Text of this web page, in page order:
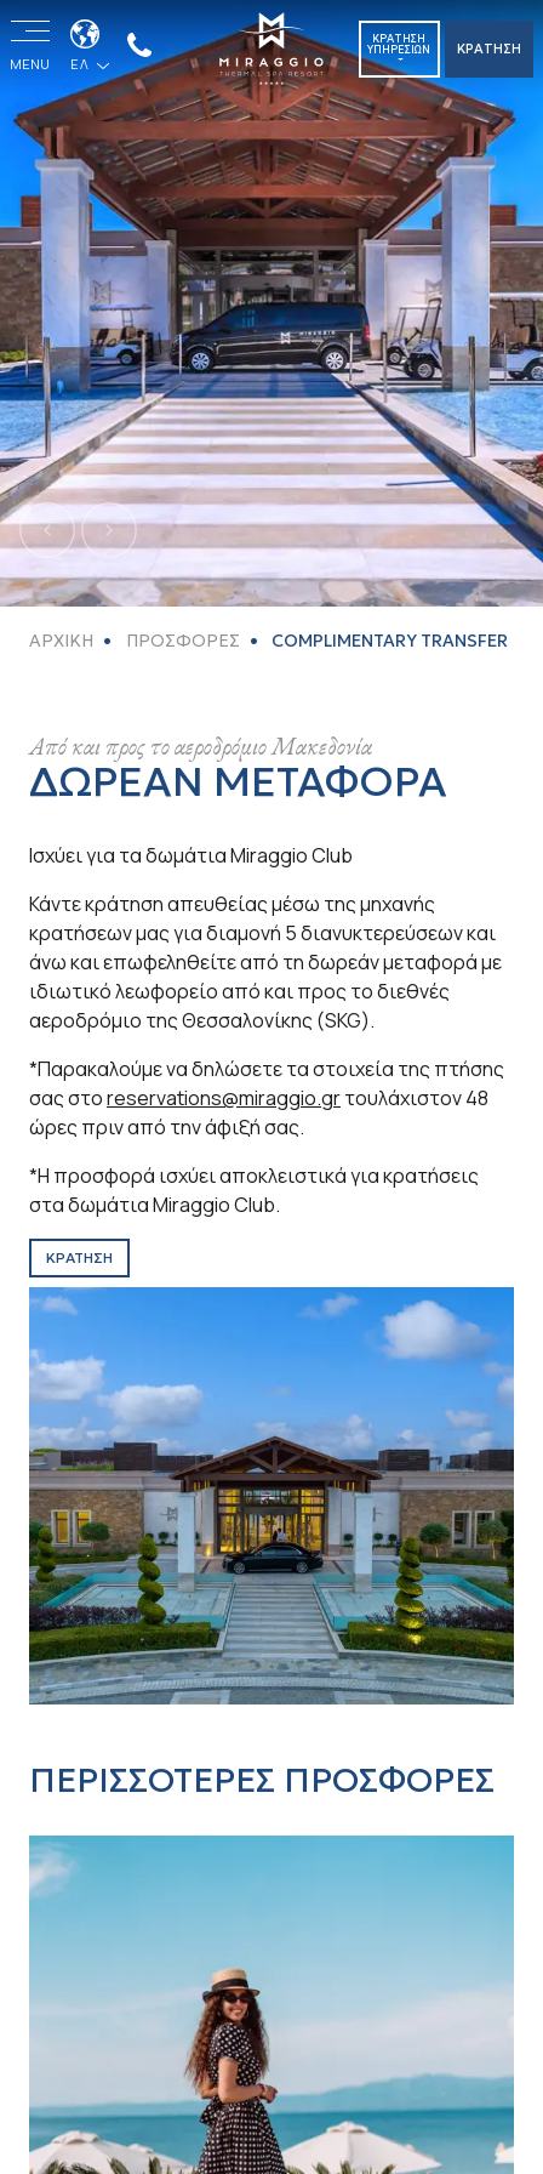
MENU ΕΛ
ΚΡΑΤΗΣΗ
ΥΠΗΡΕΣΙΩΝ
ΚΡΑΤΗΣΗ
PreviousNext
ΑΡΧΙΚΗ ΠΡΟΣΦΟΡΕΣ COMPLIMENTARY TRANSFER
Από και προς το αεροδρόμιο Μακεδονία
ΔΩΡΕΆΝ ΜΕΤΑΦΟΡΆ
Ισχύει για τα δωμάτια Miraggio Club
Κάντε κράτηση απευθείας μέσω της μηχανής
κρατήσεων μας για διαμονή 5 διανυκτερεύσεων και
άνω και επωφεληθείτε από τη δωρεάν μεταφορά με
ιδιωτικό λεωφορείο από και προς το διεθνές
αεροδρόμιο της Θεσσαλονίκης (SKG).
*Παρακαλούμε να δηλώσετε τα στοιχεία της πτήσης
σας στοreservations@miraggio.grτουλάχιστον 48
ώρες πριν από την άφιξή σας.
*Η προσφορά ισχύει αποκλειστικά για κρατήσεις
στα δωμάτια Miraggio Club.
ΚΡΑΤΗΣΗ
ΠΕΡΙΣΣΟΤΕΡΕΣ ΠΡΟΣΦΟΡΕΣ